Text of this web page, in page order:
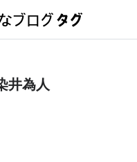
井為人